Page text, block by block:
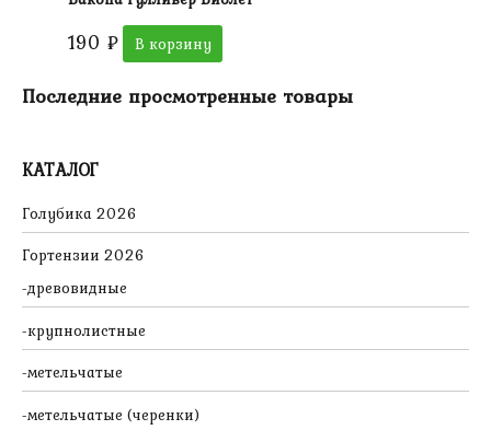
КАТАЛОГ
Голубика 2026
Гортензии 2026
древовидные
крупнолистные
метельчатые
метельчатые (черенки)
190 ₽ В корзину
Последние просмотренные товары